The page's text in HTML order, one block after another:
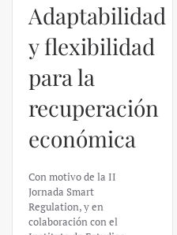
Adaptabilidad
y flexibilidad
para la
recuperación
económica
Con motivo de la II
Jornada Smart
Regulation, y en
colaboración con el